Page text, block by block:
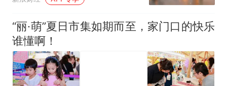
“丽·萌”夏日市集如期而至，家门口的快乐
谁懂啊！